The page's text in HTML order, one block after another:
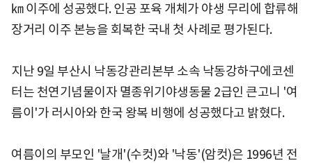
㎞ 이주에 성공했다. 인공 포육 개체가 야생 무리에 합류해
장거리 이주 본능을 회복한 국내 첫 사례로 평가된다.
지난 9일 부산시 낙동강관리본부 소속 낙동강하구에코센
터는 천연기념물이자 멸종위기야생동물 2급인 큰고니 '여
름이'가 러시아와 한국 왕복 비행에 성공했다고 밝혔다.
여름이의 부모인 '날개'(수컷)와 '낙동'(암컷)은 1996년 전